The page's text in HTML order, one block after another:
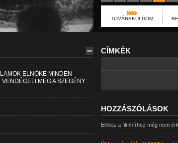
TOVÁBBKÜLDÖM
ELNÖKE MINDEN
MEG A SZEGÉNY
CÍMKÉK
-
HOZZÁSZÓLÁSOK
Ehhez a filmhírhez még nem